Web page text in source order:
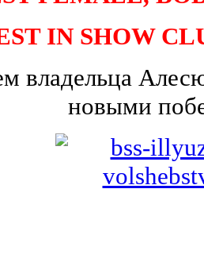
IN SHOW
владельца
новыми